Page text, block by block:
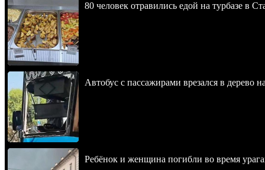
80 человек отравились едой на турбазе в
Автобус с пассажирами врезался в дерево
Ребёнок и женщина погибли во время